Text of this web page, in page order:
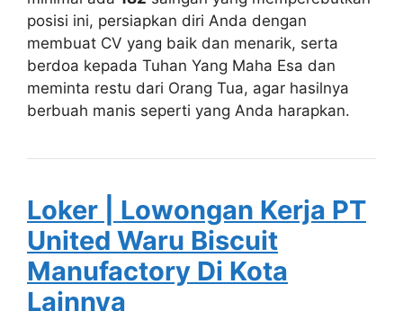
posisi ini, persiapkan diri Anda dengan
membuat CV yang baik dan menarik, serta
berdoa kepada Tuhan Yang Maha Esa dan
meminta restu dari Orang Tua, agar hasilnya
berbuah manis seperti yang Anda harapkan.
Loker | Lowongan Kerja PT
United Waru Biscuit
Manufactory Di Kota
Lainnya